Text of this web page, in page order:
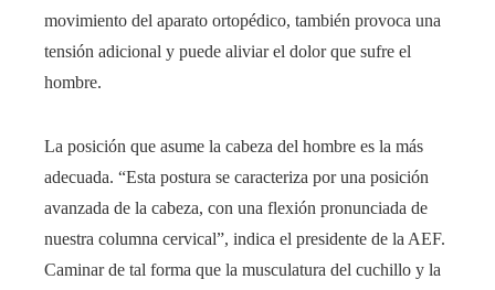
movimiento del aparato ortopédico, también provoca una
tensión adicional y puede aliviar el dolor que sufre el
hombre.
La posición que asume la cabeza del hombre es la más
adecuada. “Esta postura se caracteriza por una posición
avanzada de la cabeza, con una flexión pronunciada de
nuestra columna cervical”, indica el presidente de la AEF.
Caminar de tal forma que la musculatura del cuchillo y la